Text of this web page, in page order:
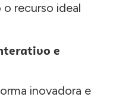
o recurso ideal
e
inovadora e